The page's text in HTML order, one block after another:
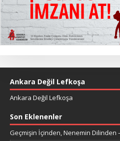
Ankara Değil Lefkoşa
Ankara Değil Lefkoşa
Son Eklenenler
Geçmişin İçinden, Nenemin Dilinden –